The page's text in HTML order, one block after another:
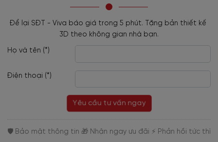
Để lại SĐT - Viva báo giá trong 5 phút. Tặng bản thiết kế
3D theo không gian nhà bạn.
Họ và tên (*)
Điện thoại (*)
Yêu cầu tư vấn ngay